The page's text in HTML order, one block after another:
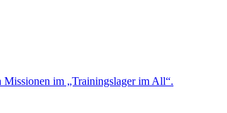
im „Trainingslager im All“.